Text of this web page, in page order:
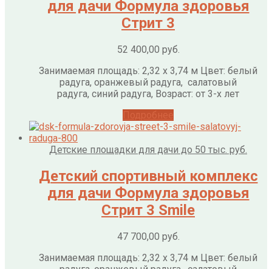
для дачи Формула здоровья
Стрит 3
52 400,00 руб.
Занимаемая площадь: 2,32 х 3,74 м Цвет: белый
радуга, оранжевый радуга, салатовый
радуга, синий радуга, Возраст: от 3-х лет
Детские площадки для дачи до 50 тыс. руб.
Детский спортивный комплекс
для дачи Формула здоровья
Стрит 3 Smile
47 700,00 руб.
Занимаемая площадь: 2,32 х 3,74 м Цвет: белый